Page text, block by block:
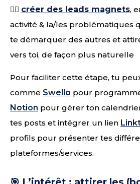
👉🏻 créer des leads magnets,
activité & la/les problématiques
te démarquer des autres et
vers toi, de façon plus naturelle
Pour faciliter cette étape, tu
comme Swello pour
Notion pour gérer ton
tes posts et intégrer un lien
profils pour présenter tes
plateformes/services.